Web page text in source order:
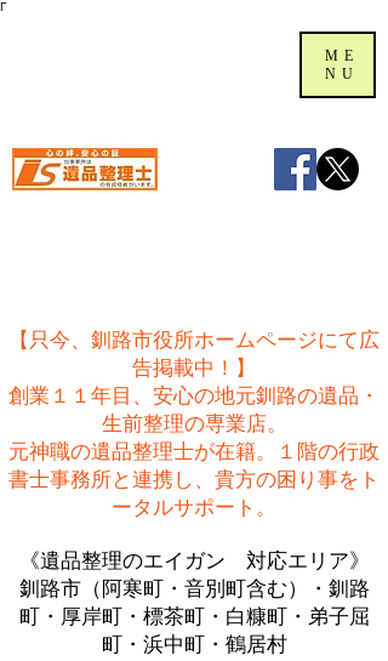
Γ
【只今、釧路市役所ホームページにて広
告掲載中！】
創業１１年目、安心の地元釧路の遺品・
生前整理の専業店。
​元神職の遺品整理士が在籍。１階の行政
書士事務所と連携し、貴方の困り事をト
ータルサポート。
《遺品整理のエイガン 対応エリア》
釧路市（阿寒町・音別町含む）・釧路
町・厚岸町・標茶町・白糠町・弟子屈
町・浜中町・鶴居村
ME
NU